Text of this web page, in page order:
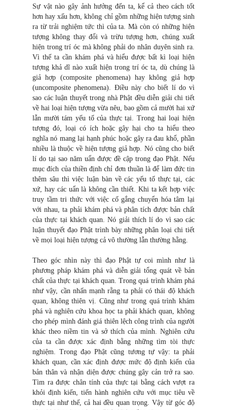
Sự vật nào gây ảnh hưởng đến ta, kể cả theo cách tốt
hơn hay xấu hơn, không chỉ gồm những hiện tượng sinh
ra từ trải nghiệm tức thì của ta. Mà còn có những hiện
tượng không thay đổi và trừu tượng hơn, chúng xuất
hiện trong trí óc mà không phải do nhân duyên sinh ra.
Vì thế ta cần khám phá và hiểu được bất kì loại hiện
tượng khả dĩ nào xuất hiện trong trí óc ta, dù chúng là
giả hợp (composite phenomena) hay không giả hợp
(uncomposite phenomena). Điều này cho biết lí do vì
sao các luận thuyết trong nhà Phật đều diễn giải chi tiết
về hai loại hiện tượng vừa nêu, bao gồm cả mười hai xứ
lẫn mười tám yếu tố của thực tại. Trong hai loại hiện
tượng đó, loại có ích hoặc gây hại cho ta hiểu theo
nghĩa nó mang lại hạnh phúc hoặc gây ra đau khổ, phần
nhiều là thuộc về hiện tượng giả hợp. Nó cũng cho biết
lí do tại sao năm uẩn được đề cập trong đạo Phật. Nếu
mục đích của thiền định chỉ đơn thuần là để làm đức tin
thêm sâu thì việc luận bàn về các yếu tố thực tại, các
xứ, hay các uẩn là không cần thiết. Khi ta kết hợp việc
truy tầm tri thức với việc cố gắng chuyển hóa tâm lại
với nhau, ta phải khám phá và phân tích được bản chất
của thực tại khách quan. Nó giải thích lí do vì sao các
luận thuyết đạo Phật trình bày những phân loại chi tiết
về mọi loại hiện tượng cả vô thường lẫn thường hằng.
Theo góc nhìn này thì đạo Phật tự coi mình như là
phương pháp khám phá và diễn giải tổng quát về bản
chất của thực tại khách quan. Trong quá trình khám phá
như vậy, cần nhấn mạnh rằng ta phải có thái độ khách
quan, không thiên vị. Cũng như trong quá trình khám
phá và nghiên cứu khoa học ta phải khách quan, không
cho phép mình đánh giá thiên lệch công trình của người
khác theo niềm tin và sở thích của mình. Nghiên cứu
của ta cần được xác định bằng những tìm tòi thực
nghiệm. Trong đạo Phật cũng tương tự vậy: ta phải
khách quan, cần xác định được mức độ định kiến của
bản thân và nhận diện được chúng gây cản trở ra sao.
Tìm ra được chân tính của thực tại bằng cách vượt ra
khỏi định kiến, tiến hành nghiên cứu với mục tiêu về
thực tại như thế, cả hai đều quan trọng. Vậy từ góc độ